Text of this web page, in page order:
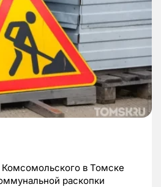
Комсомольского в Томске
раскопки